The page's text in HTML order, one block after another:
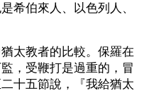
希伯來人、以色列人、
太教者的比較。保羅在
，受鞭打是過重的，冒
十五節說，『我給猶太